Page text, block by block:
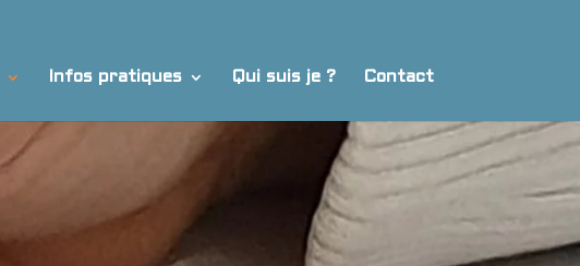
Infos pratiques Qui suis je ? Contact